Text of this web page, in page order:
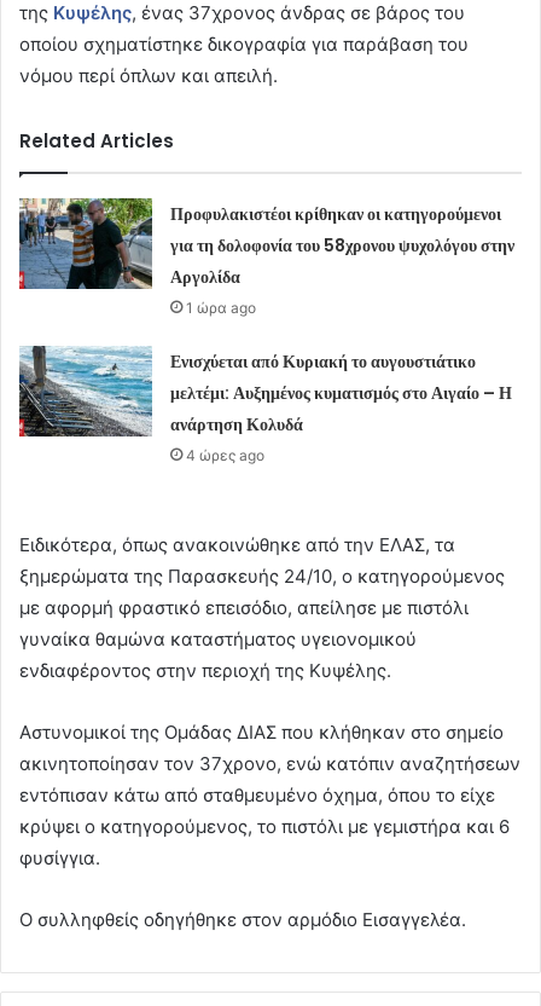
της Κυψέλης, ένας 37χρονος άνδρας σε βάρος του
οποίου σχηματίστηκε δικογραφία για παράβαση του
νόμου περί όπλων και απειλή.
Related Articles
Προφυλακιστέοι κρίθηκαν οι κατηγορούμενοι
για τη δολοφονία του 58χρονου ψυχολόγου στην
Αργολίδα
1 ώρα ago
Ενισχύεται από Κυριακή το αυγουστιάτικο
μελτέμι: Αυξημένος κυματισμός στο Αιγαίο – Η
ανάρτηση Κολυδά
4 ώρες ago
Ειδικότερα, όπως ανακοινώθηκε από την ΕΛΑΣ, τα
ξημερώματα της Παρασκευής 24/10, ο κατηγορούμενος
με αφορμή φραστικό επεισόδιο, απείλησε με πιστόλι
γυναίκα θαμώνα καταστήματος υγειονομικού
ενδιαφέροντος στην περιοχή της Κυψέλης.
Αστυνομικοί της Ομάδας ΔΙΑΣ που κλήθηκαν στο σημείο
ακινητοποίησαν τον 37χρονο, ενώ κατόπιν αναζητήσεων
εντόπισαν κάτω από σταθμευμένο όχημα, όπου το είχε
κρύψει ο κατηγορούμενος, το πιστόλι με γεμιστήρα και 6
φυσίγγια.
Ο συλληφθείς οδηγήθηκε στον αρμόδιο Εισαγγελέα.